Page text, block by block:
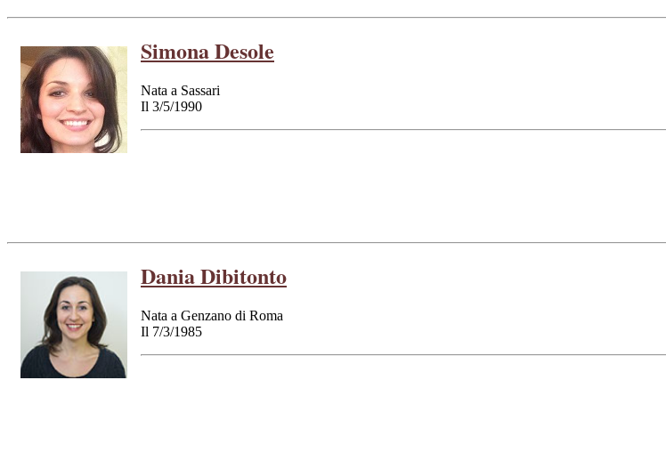
Simona Desole
Nata a Sassari
Il 3/5/1990
Dania Dibitonto
Nata a Genzano di Roma
Il 7/3/1985